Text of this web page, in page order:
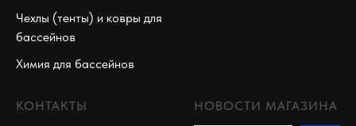
Чехлы (тенты) и ковры для
бассейнов
Химия для бассейнов
КОНТАКТЫ
НОВОСТИ МАГАЗИНА